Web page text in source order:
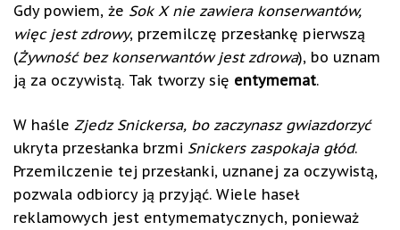
Gdy powiem, że Sok X nie zawiera konserwantów,
więc jest zdrowy, przemilczę przesłankę pierwszą
(Żywność bez konserwantów jest zdrowa), bo uznam
ją za oczywistą. Tak tworzy się entymemat.
W haśle Zjedz Snickersa, bo zaczynasz gwiazdorzyć
ukryta przesłanka brzmi Snickers zaspokaja głód.
Przemilczenie tej przesłanki, uznanej za oczywistą,
pozwala odbiorcy ją przyjąć. Wiele haseł
reklamowych jest entymematycznych, ponieważ